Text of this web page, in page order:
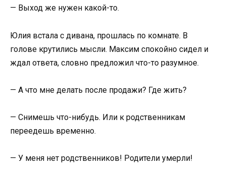
— Выход же нужен какой-то.
Юлия встала с дивана, прошлась по комнате. В
голове крутились мысли. Максим спокойно сидел и
ждал ответа, словно предложил что-то разумное.
— А что мне делать после продажи? Где жить?
— Снимешь что-нибудь. Или к родственникам
переедешь временно.
— У меня нет родственников! Родители умерли!